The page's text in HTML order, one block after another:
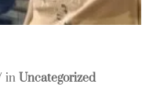
in Uncategorized